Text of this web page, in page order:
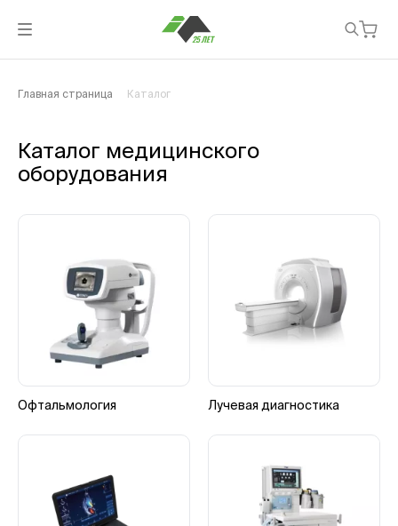
Главная страница Каталог
Каталог медицинского
оборудования
Офтальмология Лучевая диагностика